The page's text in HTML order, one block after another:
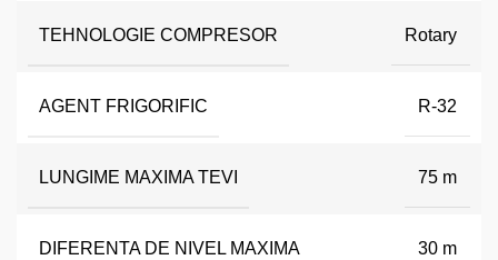
TEHNOLOGIE COMPRESOR Rotary
AGENT FRIGORIFIC R-32
LUNGIME MAXIMA TEVI 75 m
DIFERENTA DE NIVEL MAXIMA 30 m